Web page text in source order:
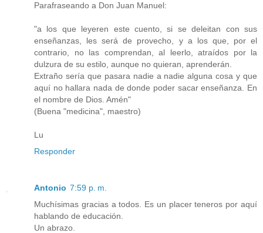
Parafraseando a Don Juan Manuel:
"a los que leyeren este cuento, si se deleitan con sus
enseñanzas, les será de provecho, y a los que, por el
contrario, no las comprendan, al leerlo, atraídos por la
dulzura de su estilo, aunque no quieran, aprenderán.
Extraño sería que pasara nadie a nadie alguna cosa y que
aquí no hallara nada de donde poder sacar enseñanza. En
el nombre de Dios. Amén"
(Buena "medicina", maestro)
Lu
Responder
Antonio 7:59 p. m.
Muchísimas gracias a todos. Es un placer teneros por aquí
hablando de educación.
Un abrazo.